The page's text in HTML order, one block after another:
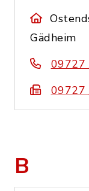
Gädheim
09727
09727
B